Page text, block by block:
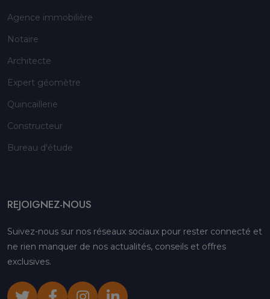
Agence immobilière
Notaire
Architecte
Expert géomètre
Quincaillerie
Constructeur
Bureau d'étude
REJOIGNEZ-NOUS
Suivez-nous sur nos réseaux sociaux pour rester connecté et
ne rien manquer de nos actualités, conseils et offres
exclusives.